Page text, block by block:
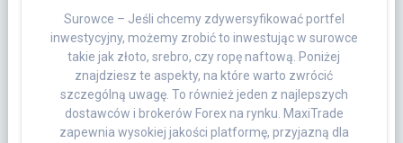
Surowce – Jeśli chcemy zdywersyfikować portfel
inwestycyjny, możemy zrobić to inwestując w surowce
takie jak złoto, srebro, czy ropę naftową. Poniżej
znajdziesz te aspekty, na które warto zwrócić
szczególną uwagę. To również jeden z najlepszych
dostawców i brokerów Forex na rynku. MaxiTrade
zapewnia wysokiej jakości platformę, przyjazną dla